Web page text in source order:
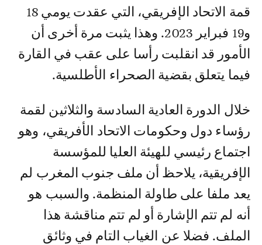
قمة الاتحاد الإفريقي، التي عقدت يومي 18
و19 فبراير 2023. وهذا يثبت مرة أخرى أن
الأمور قد انقلبت رأسا على عقب في القارة
فيما يتعلق بقضية الصحراء الأطلسية.
خلال الدورة العادية السادسة والثلاثين لقمة
رؤساء دول وحكومات الاتحاد الأفريقي، وهو
اجتماع رئيسي للهيئة العليا للمؤسسة
الإفريقية، يلاحظ أن ملف جنوب المغرب لم
يعد ملفا على طاولة المنظمة. والسبب هو
أنه لم تتم الإشارة أو لم تتم مناقشة هذا
الملف. فضلا عن الغياب التام في وثائق